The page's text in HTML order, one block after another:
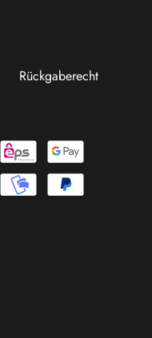
Rückgaberecht